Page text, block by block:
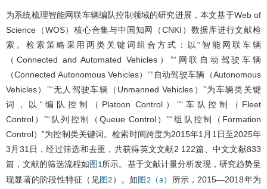
为系统梳理智能网联车辆编队控制领域的研究进展，本文基于Web of
Science（WOS）核心合集与中国知网（CNKI）数据库进行文献检
索。检索策略采用两类关键词组合方式：以“智能网联车辆
（Connected and Automated Vehicles）”“网联自动驾驶车辆
（Connected Autonomous Vehicles）”“自动驾驶车辆（Autonomous
Vehicles）”“无人驾驶车辆（Unmanned Vehicles）”为车辆类关键
词，以“编队控制（Platoon Control）”“车队控制（Fleet
Control）”“队列控制（Queue Control）”“组队控制（Formation
Control）”为控制类关键词。检索时间跨度为2015年1月1日至2025年
3月31日，经过筛选和去重，共获得英文文献2 122篇、中文文献833
篇，文献的筛选流程如 图1所示。基于文献计量分析发现，研究趋势呈
现显著的阶段性特征（见图2 ）。如 图2（a） 所示，2015—2018年为